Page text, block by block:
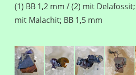
(1) BB 1,2 mm / (2) mit
mit Malachit; BB 1,5 mm